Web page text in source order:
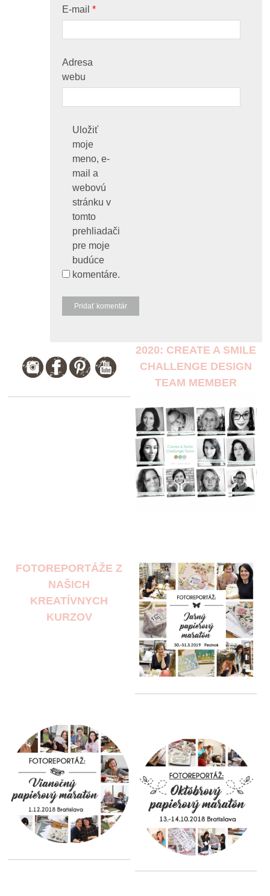
E-mail*
Adresa
webu
Uložiť
moje
meno, e-
mail a
webovú
stránku v
tomto
prehliadači
pre moje
budúce
komentáre.
2020: CREATE A SMILE
CHALLENGE DESIGN
TEAM MEMBER
FOTOREPORTÁŽE Z
NAŠICH
KREATÍVNYCH
KURZOV